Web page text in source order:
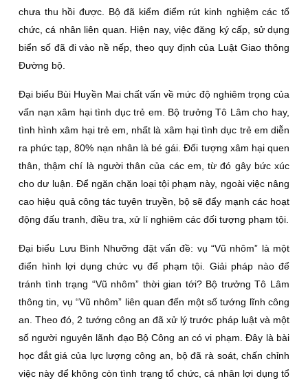
chưa thu hồi được. Bộ đã kiểm điểm rút kinh nghiệm các tổ
chức, cá nhân liên quan. Hiện nay, việc đăng ký cấp, sử dụng
biển số đã đi vào nề nếp, theo quy định của Luật Giao thông
Đường bộ.
Đại biểu Bùi Huyền Mai chất vấn về mức độ nghiêm trọng của
vấn nạn xâm hại tình dục trẻ em. Bộ trưởng Tô Lâm cho hay,
tình hình xâm hại trẻ em, nhất là xâm hại tình dục trẻ em diễn
ra phức tạp, 80% nạn nhân là bé gái. Đối tượng xâm hại quen
thân, thậm chí là người thân của các em, từ đó gây bức xúc
cho dư luận. Để ngăn chặn loại tội phạm này, ngoài việc nâng
cao hiệu quả công tác tuyên truyền, bộ sẽ đẩy mạnh các hoạt
động đấu tranh, điều tra, xử lí nghiêm các đối tượng phạm tội.
Đại biểu Lưu Bình Nhưỡng đặt vấn đề: vụ “Vũ nhôm” là một
điển hình lợi dụng chức vụ để phạm tội. Giải pháp nào để
tránh tình trạng “Vũ nhôm” thời gian tới? Bộ trưởng Tô Lâm
thông tin, vụ “Vũ nhôm” liên quan đến một số tướng lĩnh công
an. Theo đó, 2 tướng công an đã xử lý trước pháp luật và một
số người nguyên lãnh đạo Bộ Công an có vi phạm. Đây là bài
học đắt giá của lực lượng công an, bộ đã rà soát, chấn chỉnh
việc này để không còn tình trạng tổ chức, cá nhân lợi dụng tổ